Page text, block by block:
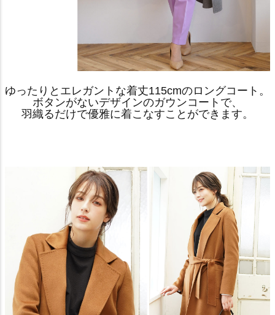
ゆったりとエレガントな着丈115cmのロングコート。
ボタンがないデザインのガウンコートで、
羽織るだけで優雅に着こなすことができます。